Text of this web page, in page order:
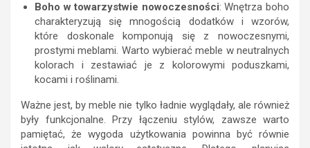
Boho w towarzystwie nowoczesności: Wnętrza boho
charakteryzują się mnogością dodatków i wzorów,
które doskonale komponują się z nowoczesnymi,
prostymi meblami. Warto wybierać meble w neutralnych
kolorach i zestawiać je z kolorowymi poduszkami,
kocami i roślinami.
Ważne jest, by meble nie tylko ładnie wyglądały, ale również
były funkcjonalne. Przy łączeniu stylów, zawsze warto
pamiętać, że wygoda użytkowania powinna być równie